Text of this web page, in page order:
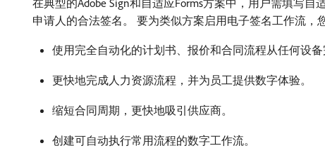
在典型的Adobe Sign和自适应Forms方案中，用户需填写
申请人的合法签名。 要为类似方案启用电子签名工作流，
使用完全自动化的计划书、报价和合同流程从任何设备
更快地完成人力资源流程，并为员工提供数字体验。
缩短合同周期，更快地吸引供应商。
创建可自动执行常用流程的数字工作流。